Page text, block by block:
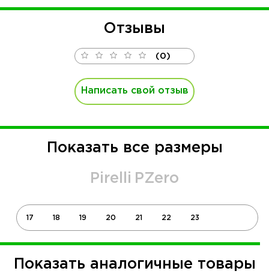
Отзывы
(0)
Написать свой отзыв
Показать все размеры
Pirelli PZero
17 18 19 20 21 22 23
Показать аналогичные товары